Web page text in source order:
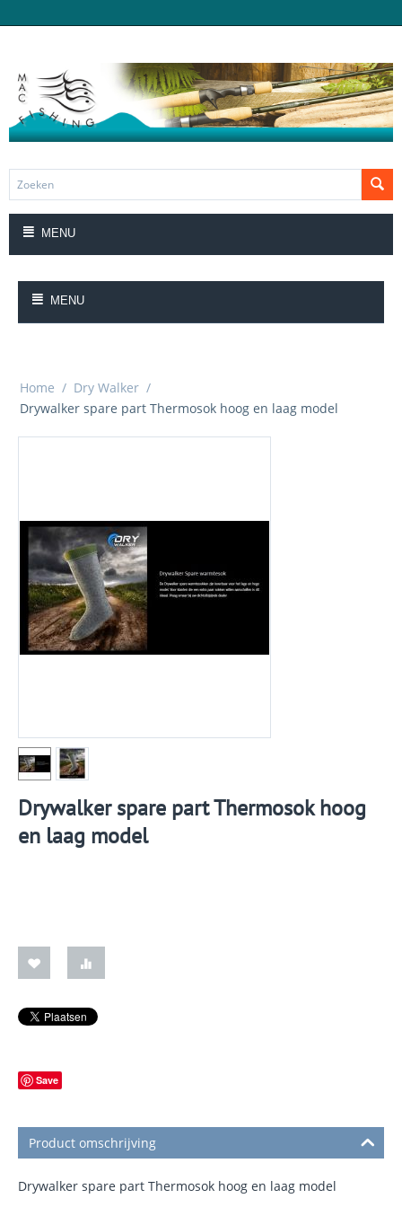
MENU
MENU
Home / Dry Walker /
Drywalker spare part Thermosok hoog en laag model
Drywalker spare part Thermosok hoog
en laag model
Save
Product omschrijving
Drywalker spare part Thermosok hoog en laag model